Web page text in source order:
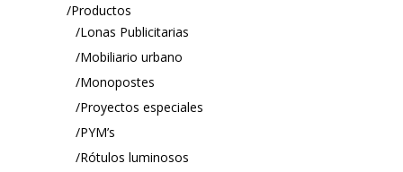
Productos
Lonas Publicitarias
Mobiliario urbano
Monopostes
Proyectos especiales
PYM’s
Rótulos luminosos